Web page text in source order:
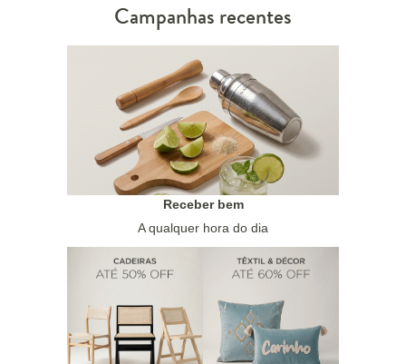
Campanhas recentes
Receber bem
A qualquer hora do dia